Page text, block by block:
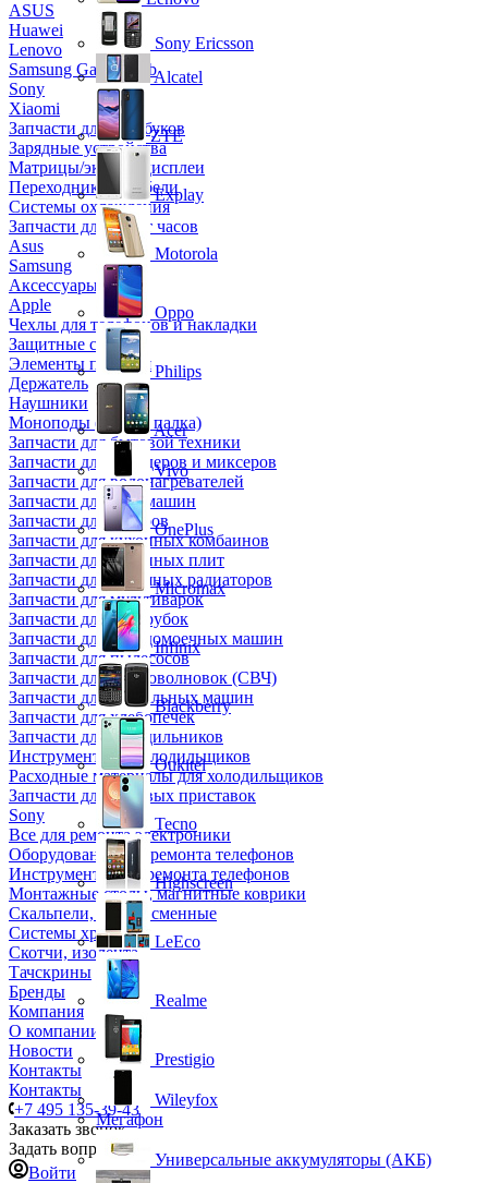
ASUS
Huawei
Lenovo
Samsung Galaxy Tab
Sony
Xiaomi
Запчасти для ноутбуков
Зарядные устройства
Матрицы/экраны/дисплеи
Переходники и кабели
Системы охлаждения
Запчасти для смарт часов
Asus
Samsung
Аксессуары
Apple
Чехлы для телефонов и накладки
Защитные стекла
Элементы питания
Держатель
Наушники
Моноподы (Селфи палка)
Запчасти для бытовой техники
Запчасти для блендеров и миксеров
Запчасти для водонагревателей
Запчасти для кофемашин
Запчасти для кулеров
Запчасти для кухонных комбаинов
Запчасти для кухонных плит
Запчасти для масляных радиаторов
Запчасти для мультиварок
Запчасти для мясорубок
Запчасти для посудомоечных машин
Запчасти для пылесосов
Запчасти для микроволновок (СВЧ)
Запчасти для стиральных машин
Запчасти для хлебопечек
Запчасти для холодильников
Инструмент для холодильщиков
Расходные материалы для холодильщиков
Запчасти для игровых приставок
Sony
Все для ремонта электроники
Оборудование для ремонта телефонов
Инструменты для ремонта телефонов
Монтажные столы, магнитные коврики
Скальпели, лезвия сменные
Системы хранения
Скотчи, изолента
Тачскрины
Бренды
Компания
О компании
Новости
Контакты
Контакты
+7 495 135-39-43
Заказать звонок
Задать вопрос
Войти
Sony Ericsson
Alcatel
ZTE
Explay
Motorola
Oppo
Philips
Acer
Vivo
OnePlus
Micromax
Infinix
Blackberry
Oukitel
Tecno
Highscreen
LeEco
Realme
Prestigio
Wileyfox
Мегафон
Универсальные аккумуляторы (АКБ)